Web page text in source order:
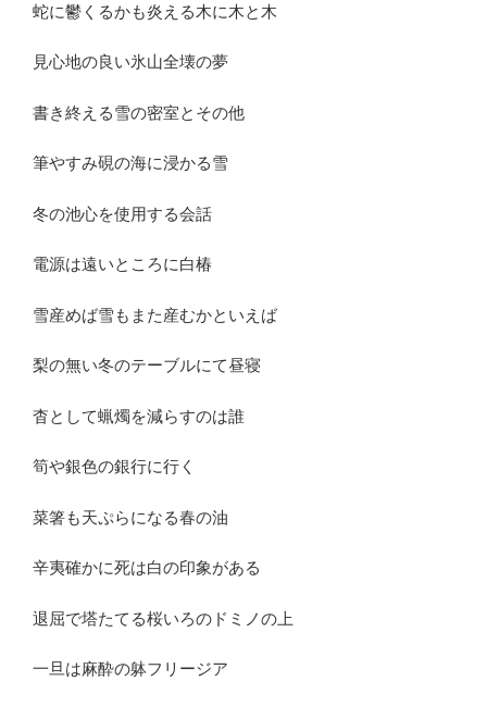
蛇に鬱くるかも炎える木に木と木
見心地の良い氷山全壊の夢
書き終える雪の密室とその他
筆やすみ硯の海に浸かる雪
冬の池心を使用する会話
電源は遠いところに白椿
雪産めば雪もまた産むかといえば
梨の無い冬のテーブルにて昼寝
杳として蝋燭を減らすのは誰
筍や銀色の銀行に行く
菜箸も天ぷらになる春の油
辛夷確かに死は白の印象がある
退屈で塔たてる桜いろのドミノの上
一旦は麻酔の躰フリージア